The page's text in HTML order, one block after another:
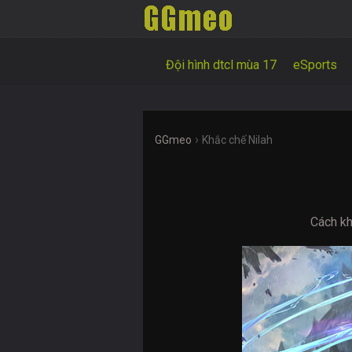
Đội hình dtcl mùa 17 eSports
GGmeo › Khắc chế Nilah
Cách